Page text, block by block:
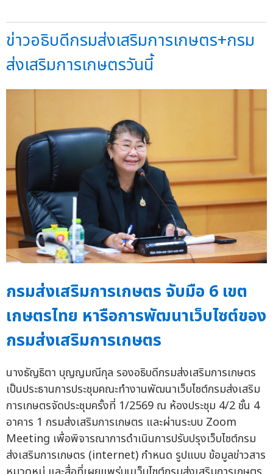
ข่าวอธิบดีกรมส่งเสริมการเกษตร+กรม
ส่งเสริมการเกษตรวันนี้
กรมส่งเสริมการเกษตร จับมือ 6 เขต
เกษตรไทย หารือการพัฒนาเว็บไซต์ของ
กรมส่งเสริมการเกษตร
นางธัญธิตา บุญญมณีกุล รองอธิบดีกรมส่งเสริมการเกษตร
เป็นประธานการประชุมคณะทำงานพัฒนาเว็บไซต์กรมส่งเสริม
การเกษตรจัดประชุมครั้งที่ 1/2569 ณ ห้องประชุม 4/2 ชั้น 4
อาคาร 1 กรมส่งเสริมการเกษตร และผ่านระบบ Zoom
Meeting เพื่อพิจารณาการดำเนินการปรับปรุงเว็บไซต์กรม
ส่งเสริมการเกษตร (internet) กำหนด รูปแบบ ข้อมูลข่าวสาร